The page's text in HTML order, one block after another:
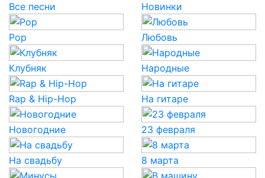
Все песни Новинки
Pop Любовь
Клубняк Народные
Rap & Hip-Hop На гитаре
Новогодние 23 февраля
На свадьбу 8 марта